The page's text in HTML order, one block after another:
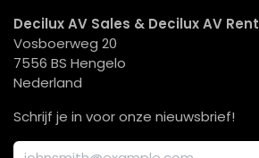
Decilux AV Sales & Decilux AV Rent
Vosboerweg 20
7556 BS Hengelo
Nederland
Schrijf je in voor onze nieuwsbrief!